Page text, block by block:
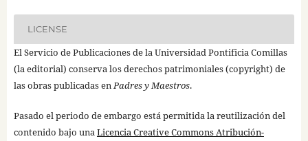
LICENSE
El Servicio de Publicaciones de la Universidad Pontificia Comillas
(la editorial) conserva los derechos patrimoniales (copyright) de
las obras publicadas enPadres y Maestros.
Pasado el periodo de embargo está permitida la reutilización del
contenido bajo unaLicencia Creative Commons Atribución-